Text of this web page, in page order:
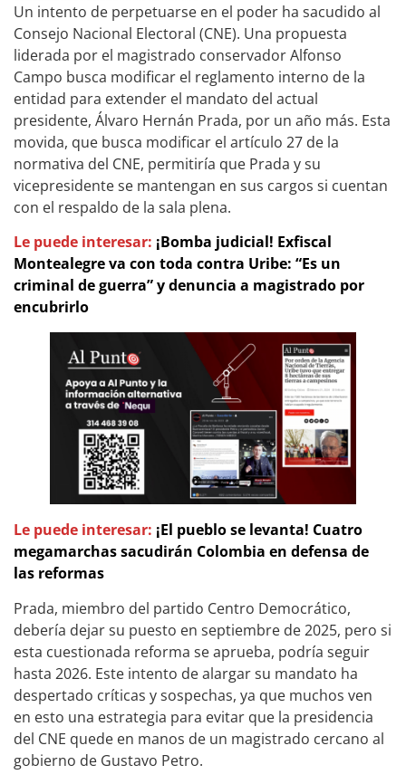
Un intento de perpetuarse en el poder ha sacudido al
Consejo Nacional Electoral (CNE). Una propuesta
liderada por el magistrado conservador Alfonso
Campo busca modificar el reglamento interno de la
entidad para extender el mandato del actual
presidente, Álvaro Hernán Prada, por un año más. Esta
movida, que busca modificar el artículo 27 de la
normativa del CNE, permitiría que Prada y su
vicepresidente se mantengan en sus cargos si cuentan
con el respaldo de la sala plena.
Le puede interesar: ¡Bomba judicial! Exfiscal
Montealegre va con toda contra Uribe: “Es un
criminal de guerra” y denuncia a magistrado por
encubrirlo
Le puede interesar: ¡El pueblo se levanta! Cuatro
megamarchas sacudirán Colombia en defensa de
las reformas
Prada, miembro del partido Centro Democrático,
debería dejar su puesto en septiembre de 2025, pero si
esta cuestionada reforma se aprueba, podría seguir
hasta 2026. Este intento de alargar su mandato ha
despertado críticas y sospechas, ya que muchos ven
en esto una estrategia para evitar que la presidencia
del CNE quede en manos de un magistrado cercano al
gobierno de Gustavo Petro.